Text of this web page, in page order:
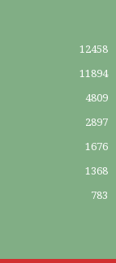
12458
11894
4809
2897
1676
1368
783